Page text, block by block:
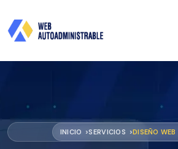
INICIO SERVICIOS DISEÑO WEB